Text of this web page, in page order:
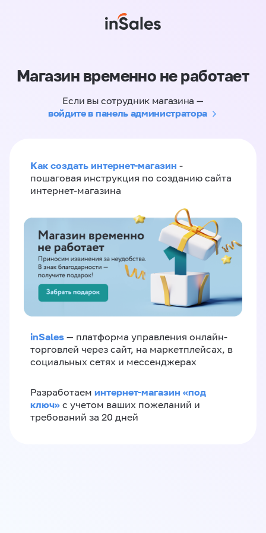
Магазин временно не работает
Если вы сотрудник магазина —
войдите в панель администратора
Как создать интернет-магазин -
пошаговая инструкция по созданию сайта
интернет-магазина
inSales — платформа управления онлайн-
торговлей через сайт, на маркетплейсах, в
социальных сетях и мессенджерах
Разработаем интернет-магазин «‎под
ключ»‎ с учетом ваших пожеланий и
требований за 20 дней